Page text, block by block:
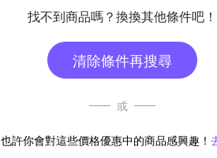
找不到商品嗎？換換其他條件吧！
清除條件再搜尋
或
也許你會對這些價格優惠中的商品感興趣！